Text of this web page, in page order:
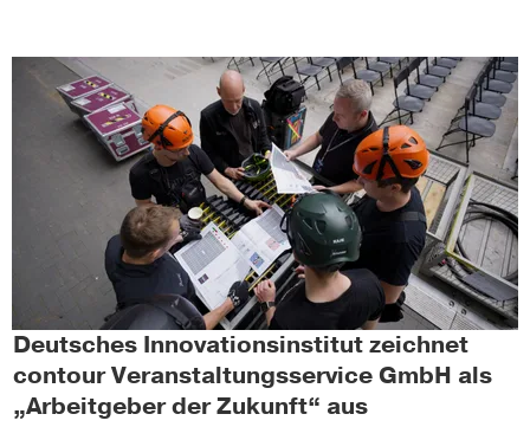
Deutsches Innovationsinstitut zeichnet
contour Veranstaltungsservice GmbH als
„Arbeitgeber der Zukunft“ aus